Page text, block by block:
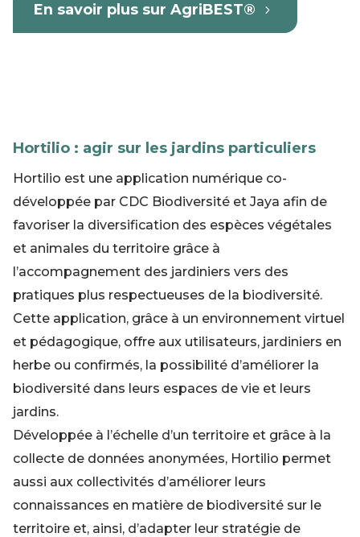
En savoir plus sur AgriBEST®
Hortilio : agir sur les jardins particuliers
Hortilio est une application numérique co-
développée par CDC Biodiversité et Jaya afin de
favoriser la diversification des espèces végétales
et animales du territoire grâce à
l’accompagnement des jardiniers vers des
pratiques plus respectueuses de la biodiversité.
Cette application, grâce à un environnement virtuel
et pédagogique, offre aux utilisateurs, jardiniers en
herbe ou confirmés, la possibilité d’améliorer la
biodiversité dans leurs espaces de vie et leurs
jardins.
Développée à l’échelle d’un territoire et grâce à la
collecte de données anonymées, Hortilio permet
aussi aux collectivités d’améliorer leurs
connaissances en matière de biodiversité sur le
territoire et, ainsi, d’adapter leur stratégie de